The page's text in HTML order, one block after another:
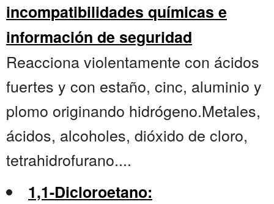
incompatibilidades químicas e
información de seguridad
Reacciona violentamente con ácidos
fuertes y con estaño, cinc, aluminio y
plomo originando hidrógeno.Metales,
ácidos, alcoholes, dióxido de cloro,
tetrahidrofurano....
1,1-Dicloroetano: